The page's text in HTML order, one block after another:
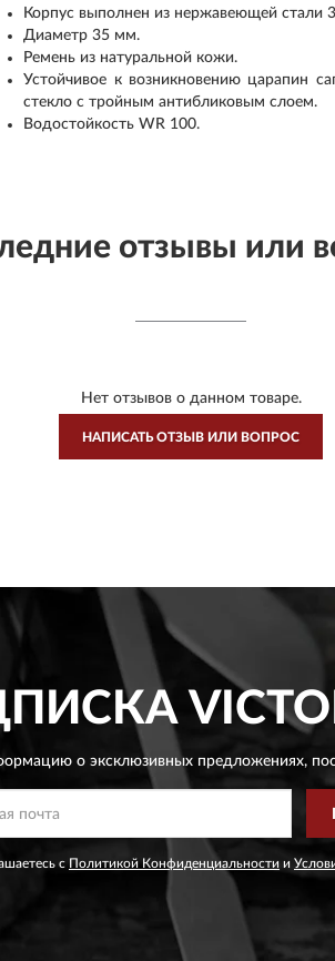
Корпус выполнен из нержавеющей стали
Диаметр 35 мм.
Ремень из натуральной кожи.
Устойчивое к возникновению царапин
стекло с тройным антибликовым слоем.
Водостойкость WR 100.
отзывы или
Нет отзывов о данном товаре.
НАПИСАТЬ ОТЗЫВ ИЛИ ВОПРОС
о эксклюзивных предложениях,
с Политикой Конфиденциальности и